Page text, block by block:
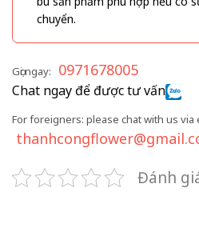
chuyển.
Gọi ngay: 0971678005
Chat ngay để được tư vấn
For foreigners: please chat with us via
Đánh